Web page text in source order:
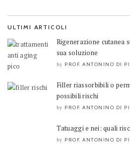
ULTIMI ARTICOLI
Rigenerazione cutanea
sua soluzione
by PROF. ANTONINO DI
Filler riassorbibili o
possibili rischi
by PROF. ANTONINO DI
Tatuaggi e nei: quali
by PROF. ANTONINO DI